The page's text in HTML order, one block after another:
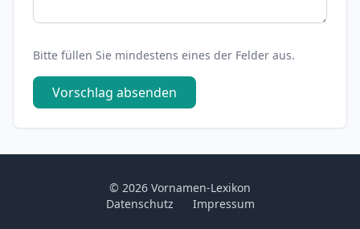
Bitte füllen Sie mindestens eines der Felder aus.
Vorschlag absenden
© 2026 Vornamen-Lexikon
Datenschutz
Impressum